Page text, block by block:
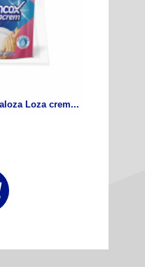
Loza crem...